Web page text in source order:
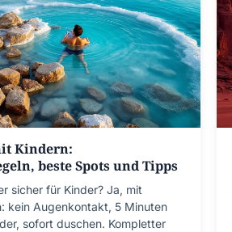
Kindern:
beste Spots und Tipps
sicher für Kinder? Ja, mit
kein Augenkontakt, 5 Minuten
sofort duschen. Kompletter